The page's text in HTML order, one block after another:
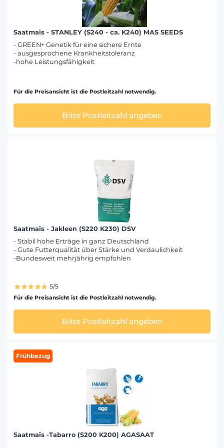
Saatmais - STANLEY (S240 - ca. K240) MAS SEEDS
- GREEN+ Genetik für eine sichere Ernte
- ausgesprochene Krankheitstoleranz
-hohe Leistungsfähigkeit
Für die Preisansicht ist die Postleitzahl notwendig.
Bitte Postleitzahl angeben
Saatmais - Jakleen (S220 K230) DSV
- Stabil hohe Erträge in ganz Deutschland
- Gute Futterqualität über Stärke und Verdaulichkeit
-Bundesweit mehrjährig empfohlen
5/5
Für die Preisansicht ist die Postleitzahl notwendig.
Bitte Postleitzahl angeben
Frühbezug
Saatmais -Tabarro (S200 K200) AGASAAT